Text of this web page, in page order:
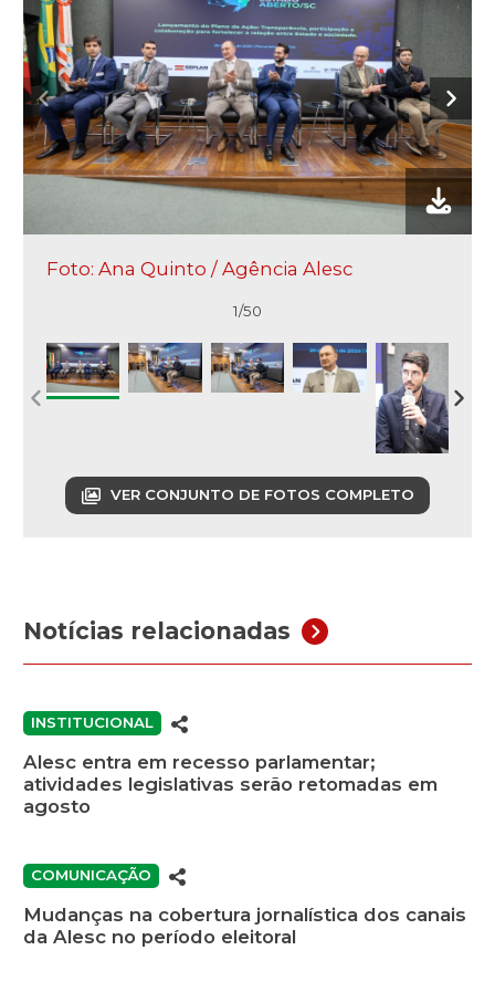
Foto: Ana Quinto / Agência Alesc
1/50
VER CONJUNTO DE FOTOS COMPLETO
Notícias relacionadas
INSTITUCIONAL
Alesc entra em recesso parlamentar;
atividades legislativas serão retomadas em
agosto
COMUNICAÇÃO
Mudanças na cobertura jornalística dos canais
da Alesc no período eleitoral